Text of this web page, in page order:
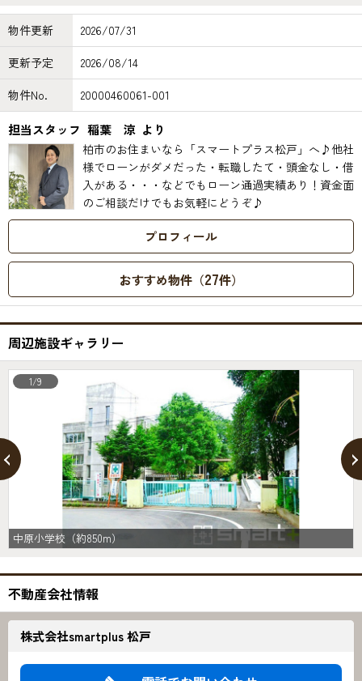
物件更新
2026/07/31
更新予定
2026/08/14
物件No.
20000460061-001
担当スタッフ 稲葉 涼 より
柏市のお住まいなら「スマートプラス松戸」へ♪他社
様でローンがダメだった・転職したて・頭金なし・借
入がある・・・などでもローン通過実績あり！資金面
のご相談だけでもお気軽にどうぞ♪
プロフィール
おすすめ物件（27件）
周辺施設ギャラリー
中原小学校（約850m）
1/9
不動産会社情報
株式会社smartplus 松戸